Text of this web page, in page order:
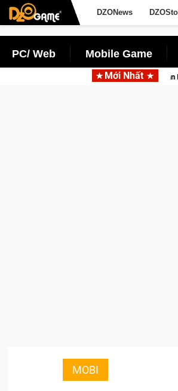
DZONews
PC/ Web Mobile Game
Mới Nhất
Tỉnh, Săn DJI Osmo Pocket 3 Ngay Hôm Nay
MOBI